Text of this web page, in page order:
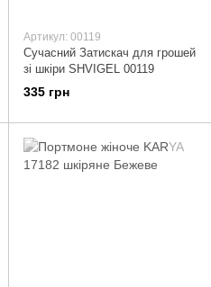
Артикул: 00119
Сучасний Затискач для грошей
зі шкіри SHVIGEL 00119
335 грн